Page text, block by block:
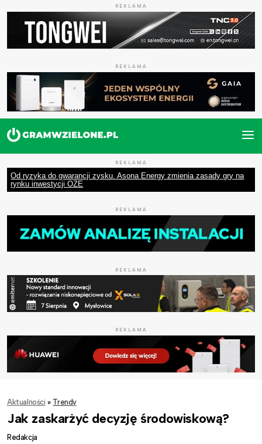
REKLAMA
REKLAMA
REKLAMA
Od ryzyka do gwarancji zysku. Asona Energy zmienia zasady gry na
rynku inwestycji OZE
REKLAMA
REKLAMA
REKLAMA
Aktualności » Trendy
Jak zaskarżyć decyzję środowiskową?
Redakcja